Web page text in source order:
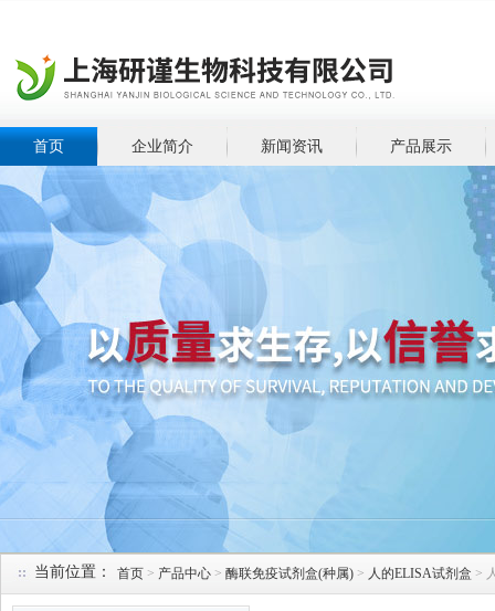
首页 企业简介 新闻资讯 产品展示
当前位置： 首页 > 产品中心 > 酶联免疫试剂盒(种属) > 人的ELISA试剂盒 >